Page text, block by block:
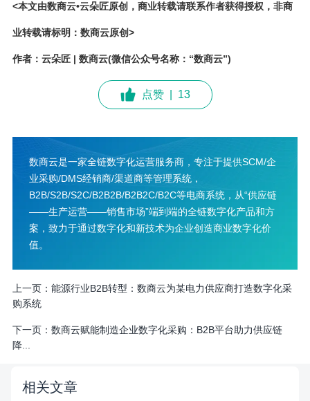
<本文由数商云•云朵匠原创，商业转载请联系作者获得授权，非商
业转载请标明：数商云原创>
作者：云朵匠 | 数商云(微信公众号名称：“数商云”)
点赞 13
数商云是一家全链数字化运营服务商，专注于提供SCM/企
业采购/DMS经销商/渠道商等管理系统，
B2B/S2B/S2C/B2B2B/B2B2C/B2C等电商系统，从“供应链
——生产运营——销售市场”端到端的全链数字化产品和方
案，致力于通过数字化和新技术为企业创造商业数字化价
值。
上一页： ​能源行业B2B转型：数商云为某电力供应商打造数字化采
购系统
下一页： ​数商云赋能制造企业数字化采购：B2B平台助力供应链
降...
相关文章